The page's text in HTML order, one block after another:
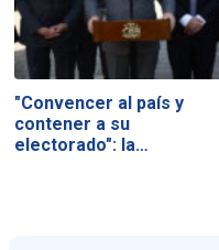
"Convencer al país y
contener a su
electorado": la…